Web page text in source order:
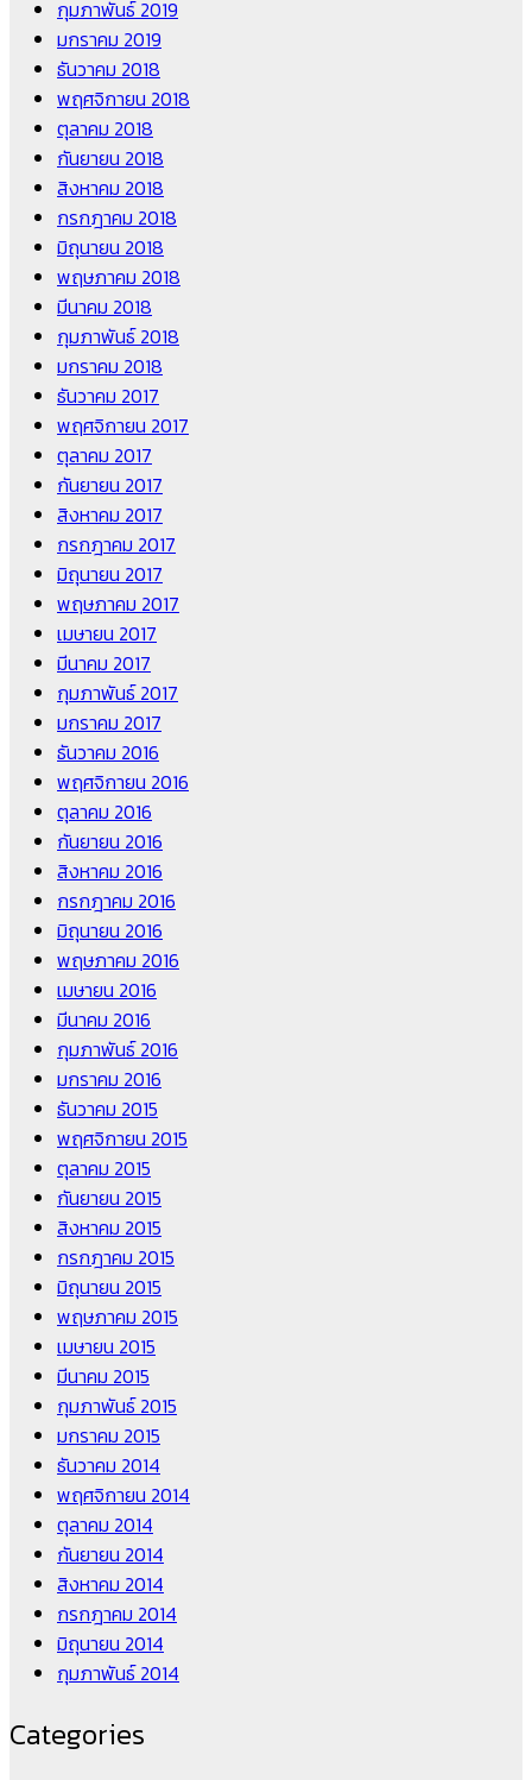
กุมภาพันธ์ 2019
มกราคม 2019
ธันวาคม 2018
พฤศจิกายน 2018
ตุลาคม 2018
กันยายน 2018
สิงหาคม 2018
กรกฎาคม 2018
มิถุนายน 2018
พฤษภาคม 2018
มีนาคม 2018
กุมภาพันธ์ 2018
มกราคม 2018
ธันวาคม 2017
พฤศจิกายน 2017
ตุลาคม 2017
กันยายน 2017
สิงหาคม 2017
กรกฎาคม 2017
มิถุนายน 2017
พฤษภาคม 2017
เมษายน 2017
มีนาคม 2017
กุมภาพันธ์ 2017
มกราคม 2017
ธันวาคม 2016
พฤศจิกายน 2016
ตุลาคม 2016
กันยายน 2016
สิงหาคม 2016
กรกฎาคม 2016
มิถุนายน 2016
พฤษภาคม 2016
เมษายน 2016
มีนาคม 2016
กุมภาพันธ์ 2016
มกราคม 2016
ธันวาคม 2015
พฤศจิกายน 2015
ตุลาคม 2015
กันยายน 2015
สิงหาคม 2015
กรกฎาคม 2015
มิถุนายน 2015
พฤษภาคม 2015
เมษายน 2015
มีนาคม 2015
กุมภาพันธ์ 2015
มกราคม 2015
ธันวาคม 2014
พฤศจิกายน 2014
ตุลาคม 2014
กันยายน 2014
สิงหาคม 2014
กรกฎาคม 2014
มิถุนายน 2014
กุมภาพันธ์ 2014
Categories